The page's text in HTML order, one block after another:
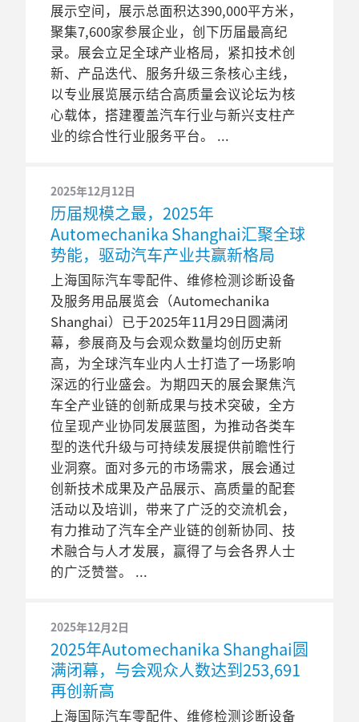
展示空间，展示总面积达390,000平方米，
聚集7,600家参展企业，创下历届最高纪
录。展会立足全球产业格局，紧扣技术创
新、产品迭代、服务升级三条核心主线，
以专业展览展示结合高质量会议论坛为核
心载体，搭建覆盖汽车行业与新兴支柱产
业的综合性行业服务平台。
2025年12月12日
历届规模之最，2025年
Automechanika Shanghai汇聚全球
势能，驱动汽车产业共赢新格局
上海国际汽车零配件、维修检测诊断设备
及服务用品展览会（Automechanika
Shanghai）已于2025年11月29日圆满闭
幕，参展商及与会观众数量均创历史新
高，为全球汽车业内人士打造了一场影响
深远的行业盛会。为期四天的展会聚焦汽
车全产业链的创新成果与技术突破，全方
位呈现产业协同发展蓝图，为推动各类车
型的迭代升级与可持续发展提供前瞻性行
业洞察。面对多元的市场需求，展会通过
创新技术成果及产品展示、高质量的配套
活动以及培训，带来了广泛的交流机会，
有力推动了汽车全产业链的创新协同、技
术融合与人才发展，赢得了与会各界人士
的广泛赞誉。
2025年12月2日
2025年Automechanika Shanghai圆
满闭幕，与会观众人数达到253,691
再创新高
上海国际汽车零配件、维修检测诊断设备